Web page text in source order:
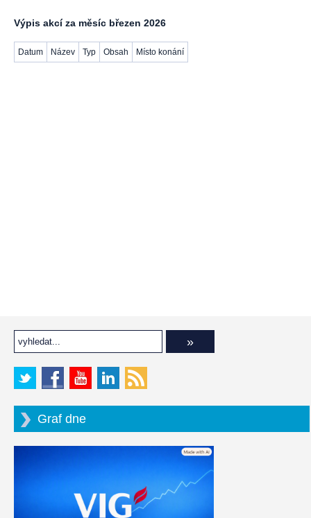
Výpis akcí za měsíc březen 2026
Datum Název Typ Obsah Místo konání
Graf dne